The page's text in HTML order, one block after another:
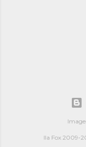
Ila Fox 2009-